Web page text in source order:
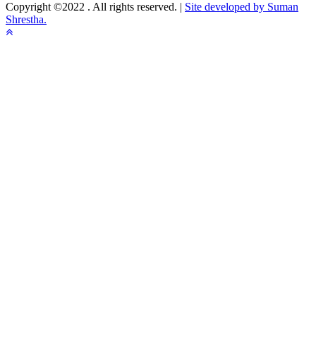
Copyright ©2022 . All rights reserved. | Site developed by Suman
Shrestha.